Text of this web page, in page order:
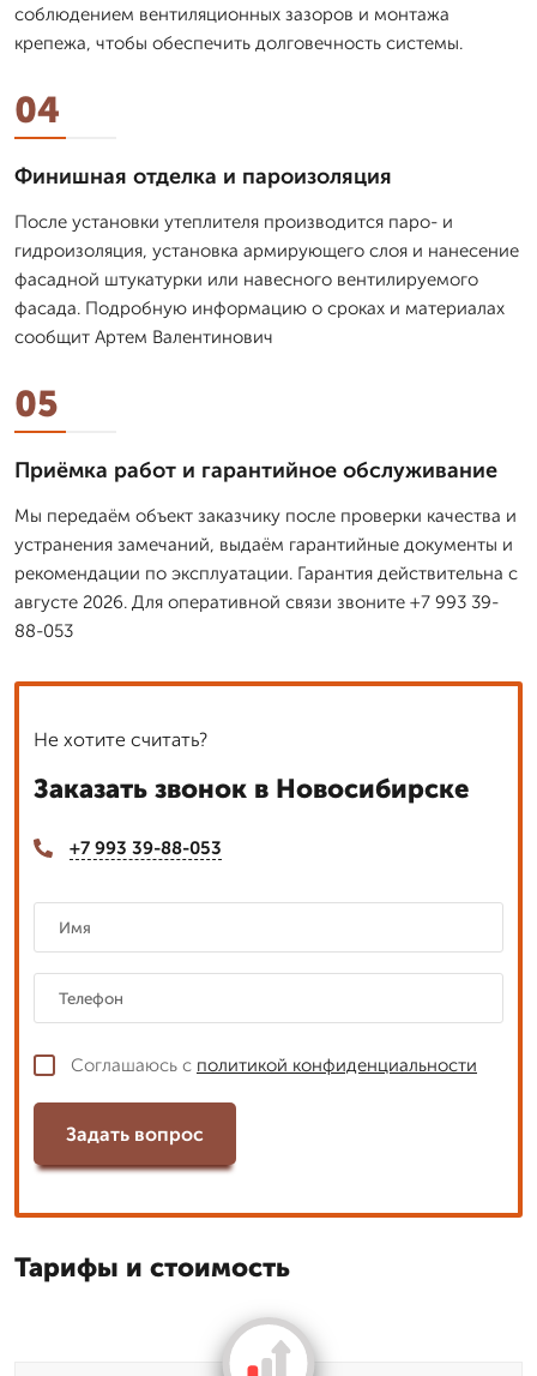
соблюдением вентиляционных зазоров и монтажа
крепежа, чтобы обеспечить долговечность системы.
04
Финишная отделка и пароизоляция
После установки утеплителя производится паро- и
гидроизоляция, установка армирующего слоя и нанесение
фасадной штукатурки или навесного вентилируемого
фасада. Подробную информацию о сроках и материалах
сообщит Артем Валентинович
05
Приёмка работ и гарантийное обслуживание
Мы передаём объект заказчику после проверки качества и
устранения замечаний, выдаём гарантийные документы и
рекомендации по эксплуатации. Гарантия действительна с
августе 2026. Для оперативной связи звоните +7 993 39-
88-053
Не хотите считать?
Заказать звонок в Новосибирске
+7 993 39-88-053
Соглашаюсь с политикой конфиденциальности
Задать вопрос
Тарифы и стоимость